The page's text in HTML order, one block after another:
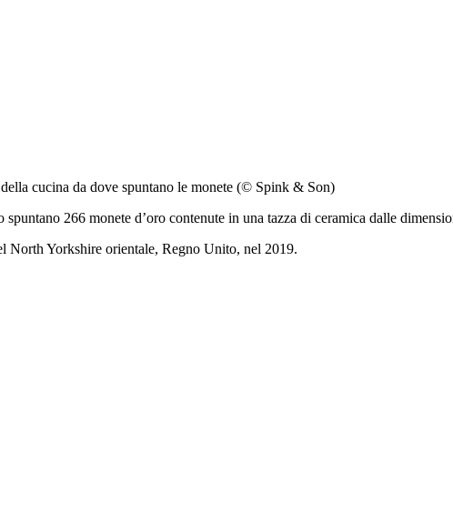
cucina da dove spuntano le monete (© Spink & Son)
266 monete d’oro contenute in una tazza di ceramica dalle
North Yorkshire orientale, Regno Unito, nel 2019.